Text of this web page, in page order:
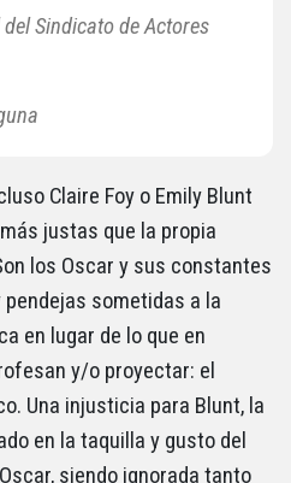
del Sindicato de Actores
Claire Foy o Emily Blunt
justas que la propia
los Oscar y sus constantes
sometidas a la
en lugar de lo que en
y/o proyectar: el
Una injusticia para Blunt, la
en la taquilla y gusto del
siendo ignorada tanto